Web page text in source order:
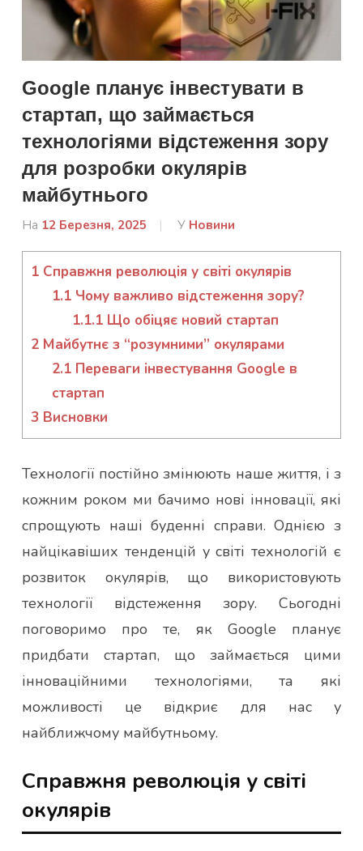
Google планує інвестувати в
стартап, що займається
технологіями відстеження зору
для розробки окулярів
майбутнього
На 12 Березня, 2025
Від
У Новини
1 Справжня революція у світі окулярів
1.1Чому важливо відстеження зору?
1.1.1 Що обіцяє новий стартап
2 Майбутнє з “розумними” окулярами
2.1Переваги інвестування Google в
стартап
3 Висновки
Технології постійно змінюють наше життя, і з
кожним роком ми бачимо нові інновації, які
спрощують наші буденні справи. Однією з
найцікавіших тенденцій у світі технологій є
розвиток окулярів, що використовують
технології відстеження зору. Сьогодні
поговоримо про те, як Google планує
придбати стартап, що займається цими
інноваційними технологіями, та які
можливості це відкриє для нас у
найближчому майбутньому.
Справжня революція у світі
окулярів